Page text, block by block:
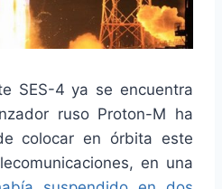
SES-4 ya se encuentra
ruso Proton-M ha
colocar en órbita este
en una